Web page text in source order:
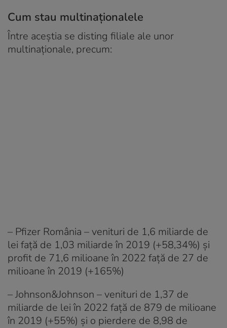
Cum stau multinaționalele
Între aceștia se disting filiale ale unor
multinaționale, precum:
– Pfizer România – venituri de 1,6 miliarde de
lei față de 1,03 miliarde în 2019 (+58,34%) și
profit de 71,6 milioane în 2022 față de 27 de
milioane în 2019 (+165%)
– Johnson&Johnson – venituri de 1,37 de
miliarde de lei în 2022 față de 879 de milioane
în 2019 (+55%) și o pierdere de 8,98 de